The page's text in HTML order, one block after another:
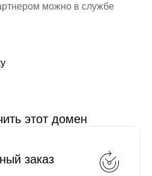
можно в службе
этот домен
заказ